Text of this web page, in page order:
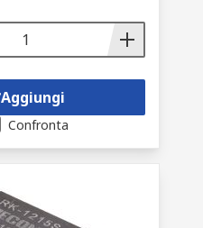
Aggiungi
Confronta